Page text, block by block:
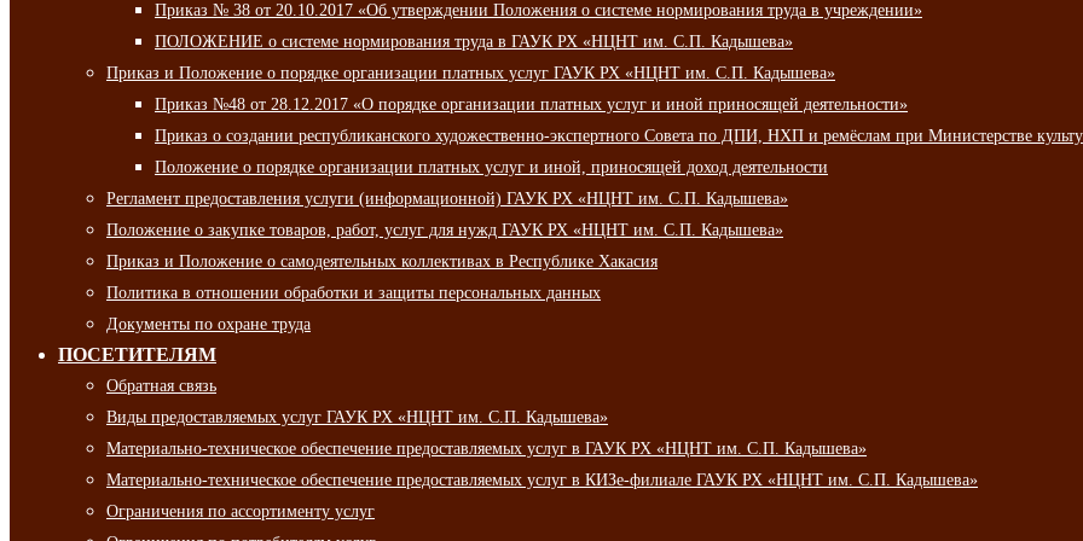
Приказ № 38 от 20.10.2017 «Об утверждении Положения о системе нормирования труда в учреждении»
ПОЛОЖЕНИЕ о системе нормирования труда в ГАУК РХ «НЦНТ им. С.П. Кадышева»
Приказ и Положение о порядке организации платных услуг ГАУК РХ «НЦНТ им. С.П. Кадышева»
Приказ №48 от 28.12.2017 «О порядке организации платных услуг и иной приносящей деятельности»
Приказ о создании республиканского художественно-экспертного Совета по ДПИ, НХП и ремёслам при Министерстве
Положение о порядке организации платных услуг и иной, приносящей доход деятельности
Регламент предоставления услуги (информационной) ГАУК РХ «НЦНТ им. С.П. Кадышева»
Положение о закупке товаров, работ, услуг для нужд ГАУК РХ «НЦНТ им. С.П. Кадышева»
Приказ и Положение о самодеятельных коллективах в Республике Хакасия
Политика в отношении обработки и защиты персональных данных
Документы по охране труда
ПОСЕТИТЕЛЯМ
Обратная связь
Виды предоставляемых услуг ГАУК РХ «НЦНТ им. С.П. Кадышева»
Материально-техническое обеспечение предоставляемых услуг в ГАУК РХ «НЦНТ им. С.П. Кадышева»
Материально-техническое обеспечение предоставляемых услуг в КИЗе-филиале ГАУК РХ «НЦНТ им. С.П. Кадышева»
Ограничения по ассортименту услуг